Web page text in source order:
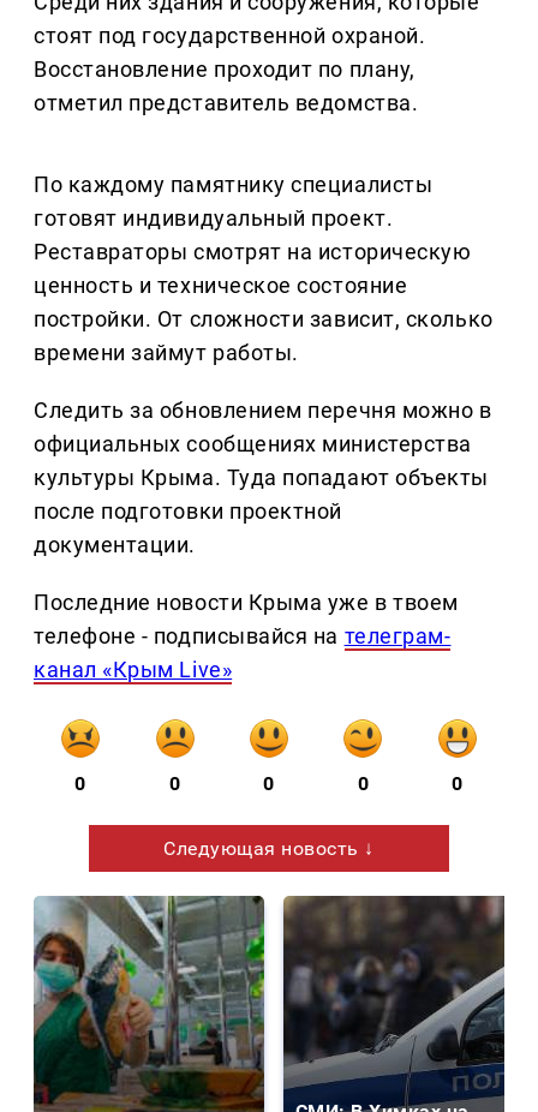
стоят под государственной охраной.
Восстановление проходит по плану,
отметил представитель ведомства.
По каждому памятнику специалисты
готовят индивидуальный проект.
Реставраторы смотрят на историческую
ценность и техническое состояние
постройки. От сложности зависит, сколько
времени займут работы.
Следить за обновлением перечня можно в
официальных сообщениях министерства
культуры Крыма. Туда попадают объекты
после подготовки проектной
документации.
Последние новости Крыма уже в твоем
телефоне - подписывайся на телеграм-
канал «Крым Live»
0 0 0 0 0
Следующая новость ↓